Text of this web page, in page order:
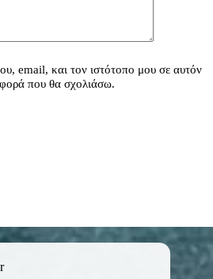
email, και τον ιστότοπο μου σε αυτόν
που θα σχολιάσω.